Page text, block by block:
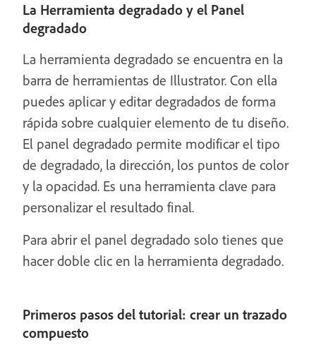
La Herramienta degradado y el Panel
degradado
La herramienta degradado se encuentra en la
barra de herramientas de Illustrator. Con ella
puedes aplicar y editar degradados de forma
rápida sobre cualquier elemento de tu diseño.
El panel degradado permite modificar el tipo
de degradado, la dirección, los puntos de color
y la opacidad. Es una herramienta clave para
personalizar el resultado final.
Para abrir el panel degradado solo tienes que
hacer doble clic en la herramienta degradado.
Primeros pasos del tutorial: crear un trazado
compuesto